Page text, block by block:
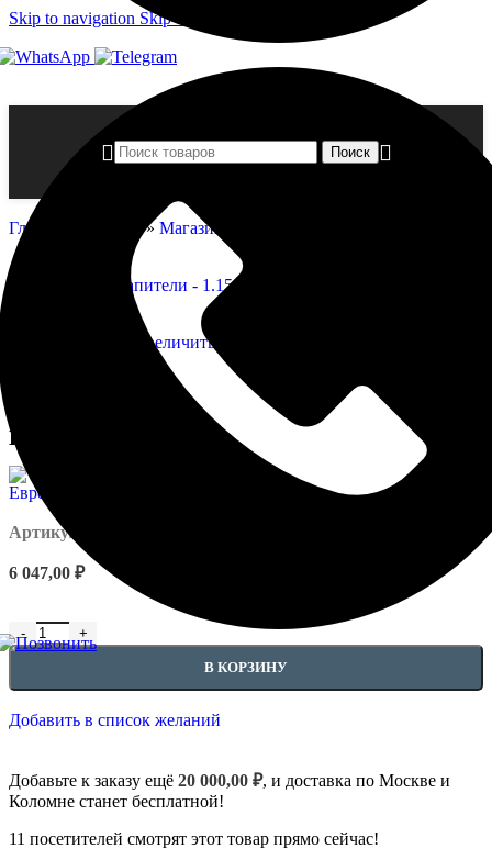
Skip to navigation Skip to main content
Поиск
Главная страница » Магазин
Нажмите, чтобы увеличить
Капители — 1.15.010
Артикул:
6 047,00 ₽
В КОРЗИНУ
Добавить в список желаний
Добавьте к заказу ещё 20 000,00 ₽, и доставка по Москве и
Коломне станет бесплатной!
11 посетителей смотрят этот товар прямо сейчас!